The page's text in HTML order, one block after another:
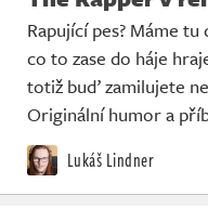
Rapující pes? Máme
co to zase do háje
totiž buď zamilujete
Originální humor a
Lukáš Lindner